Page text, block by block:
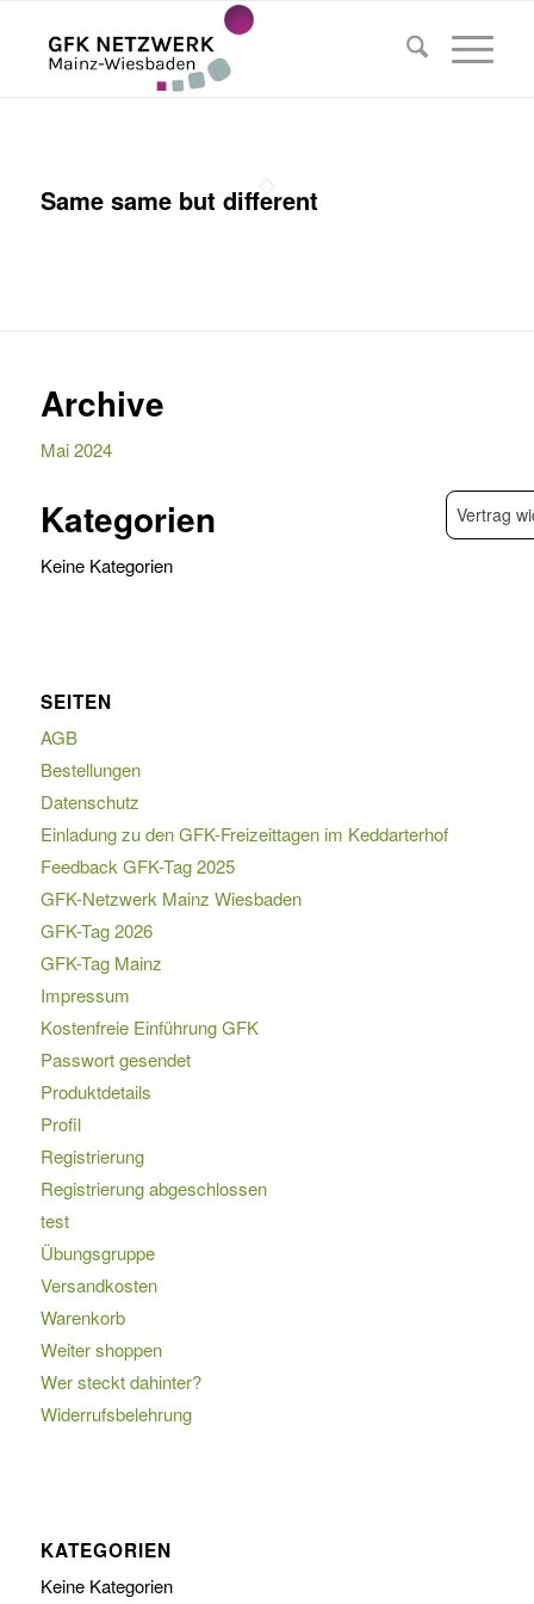
Same same but different
Archive
Mai 2024
Kategorien
Keine Kategorien
SEITEN
AGB
Bestellungen
Datenschutz
Einladung zu den GFK-Freizeittagen im Keddarterhof
Feedback GFK-Tag 2025
GFK-Netzwerk Mainz Wiesbaden
GFK-Tag 2026
GFK-Tag Mainz
Impressum
Kostenfreie Einführung GFK
Passwort gesendet
Produktdetails
Profil
Registrierung
Registrierung abgeschlossen
test
Übungsgruppe
Versandkosten
Warenkorb
Weiter shoppen
Wer steckt dahinter?
Widerrufsbelehrung
KATEGORIEN
Keine Kategorien
Vertrag